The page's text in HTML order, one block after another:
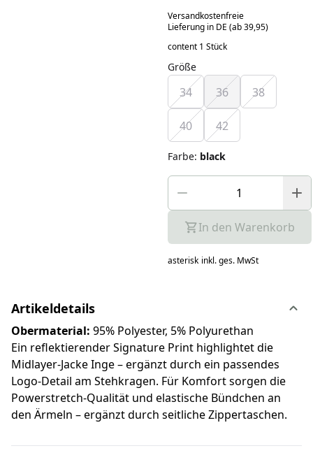
Versandkostenfreie
Lieferung in DE (ab 39,95)
content 1 Stück
Größe
34 36 38
40 42
Farbe: black
In den Warenkorb
asterisk inkl. ges. MwSt
Artikeldetails
Obermaterial: 95% Polyester, 5% Polyurethan
Ein reflektierender Signature Print highlightet die
Midlayer-Jacke Inge – ergänzt durch ein passendes
Logo-Detail am Stehkragen. Für Komfort sorgen die
Powerstretch-Qualität und elastische Bündchen an
den Ärmeln – ergänzt durch seitliche Zippertaschen.